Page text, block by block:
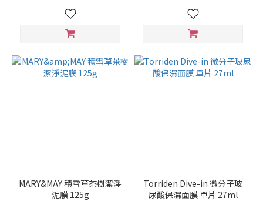
MARY&MAY 積雪草茶樹潔淨
泥膜 125g
Torriden Dive-in 微分子玻
尿酸保濕面膜 單片 27ml